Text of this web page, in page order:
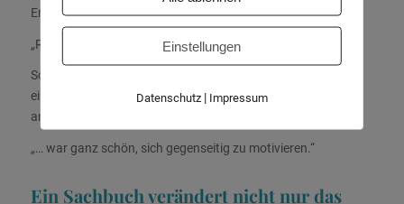
Erinnerung:
„Rohfassung, erst muss die Rohfassung stehen.“
So wurde aus dem überwältigenden Projekt
ein machbarer Prozess.Auch die Gemeinschaft mit den
anderen Autorinnen spielte dabei eine wichtige Rolle.
„… war ganz schön, sich gegenseitig zu motivieren.“
Ein Sachbuch verändert nicht nur das
Einstellungen
Datenschutz| Impressum